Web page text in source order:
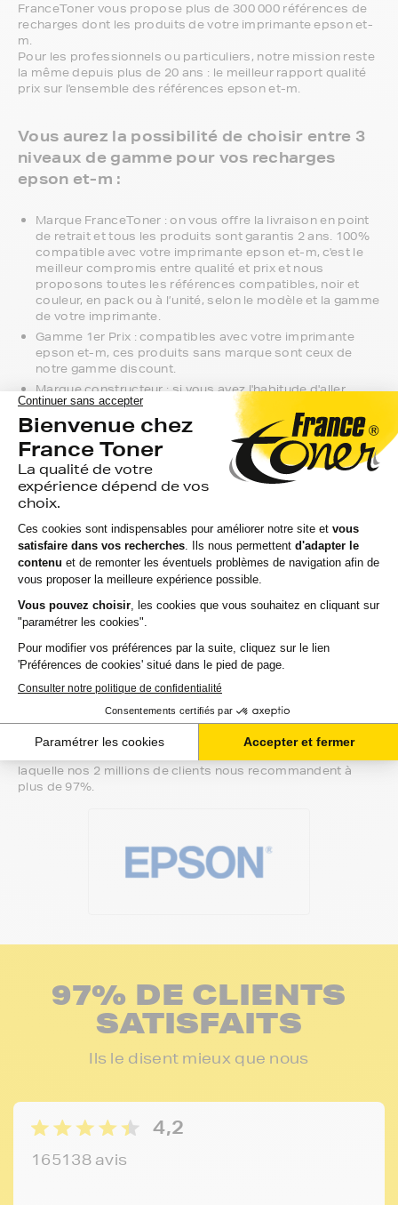
FranceToner vous propose plus de 300 000 références de
recharges dont les produits de votre imprimante epson et-
m.
Pour les professionnels ou particuliers, notre mission reste
la même depuis plus de 20 ans : le meilleur rapport qualité
prix sur l'ensemble des références epson et-m.
Vous aurez la possibilité de choisir entre 3
niveaux de gamme pour vos recharges
epson et-m :
Marque FranceToner : on vous offre la livraison en point
de retrait et tous les produits sont garantis 2 ans. 100%
compatible avec votre imprimante epson et-m, c'est le
meilleur compromis entre qualité et prix et nous
proposons toutes les références compatibles, noir et
couleur, en pack ou à l’unité, selon le modèle et la gamme
de votre imprimante.
Gamme 1er Prix : compatibles avec votre imprimante
epson et-m, ces produits sans marque sont ceux de
notre gamme discount.
Marque constructeur : si vous avez l'habitude d'aller
chercher vos recharges epson et-m en magasin, gagnez
du temps en vous faisant livrer directement chez vous.
Si vous avez la moindre question sur la
compatibilité de votre produit avec votre
votre écoute.
Notre équipe de conseillers saura vous accompagner sur le
disponibles soit par message au sein de votre espace client
ou directement par téléphone.
Une fois votre choix effectué, votre paiement est effectué
de manière complètement sécurisée. Plusieurs moyens de
paiements sont proposés selon vos besoins.
Il ne reste plus à vos recharges pour epson et-m de quitter
notre entrepôt. Vous saurez à tout moment où se trouve
votre commande grâce au lien de suivi que nous vous
mettons à disposition. Nous savons qu'un besoin de
laquelle nos 2 millions de clients nous recommandent à
plus de 97%.
97% DE CLIENTS
SATISFAITS
Ils le disent mieux que nous
4,2
165138 avis